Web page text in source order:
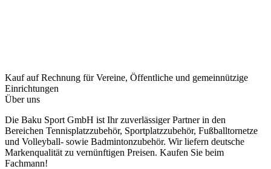
Kauf auf Rechnung für Vereine, Öffentliche und gemeinnützige
Einrichtungen
Über uns
Die Baku Sport GmbH ist Ihr zuverlässiger Partner in den
Bereichen Tennisplatzzubehör, Sportplatzzubehör, Fußballtornetze
und Volleyball- sowie Badmintonzubehör. Wir liefern deutsche
Markenqualität zu vernünftigen Preisen. Kaufen Sie beim
Fachmann!